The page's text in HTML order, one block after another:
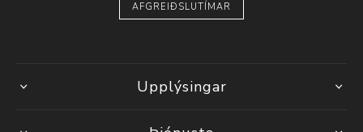
AFGREIÐSLUTÍMAR
Upplýsingar